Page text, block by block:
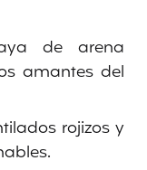
de arena
amantes del
rojizos y